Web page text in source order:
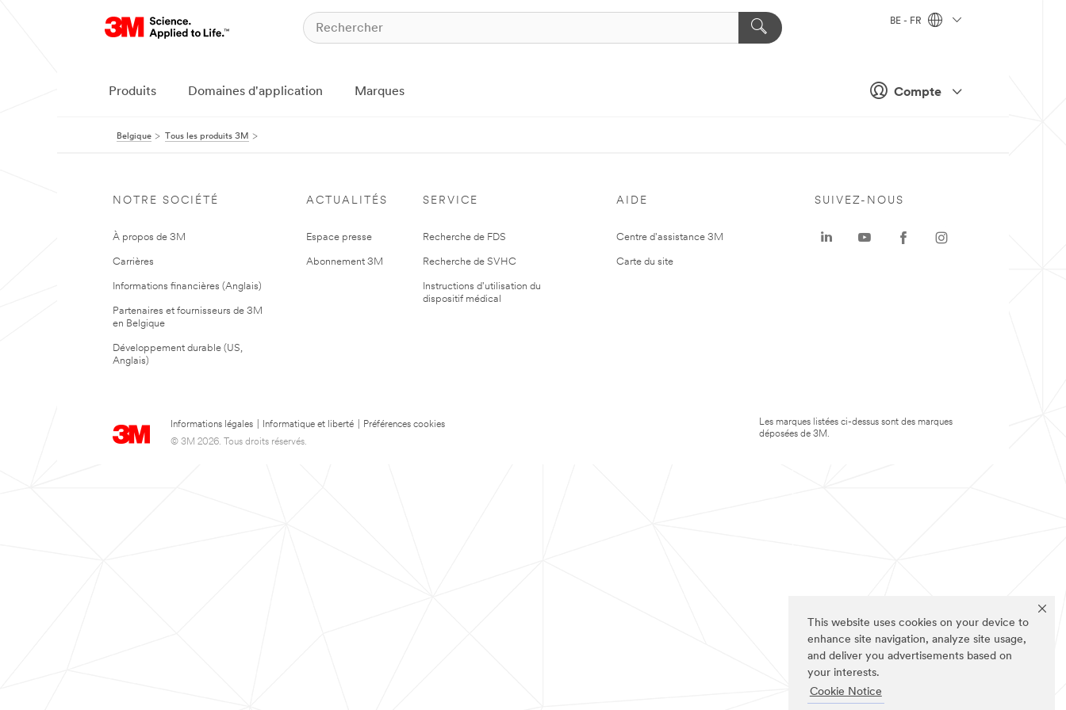
This website uses cookies on your device to
enhance site navigation, analyze site usage,
and deliver you advertisements based on
your interests.
Cookie Notice
Compte
BE - FR
Produits Domaines d'application Marques
Belgique Tous les produits 3M
NOTRE SOCIÉTÉ
À propos de 3M
Carrières
Informations financières (Anglais)
Partenaires et fournisseurs de 3M
en Belgique
Développement durable (US,
Anglais)
ACTUALITÉS
Espace presse
Abonnement 3M
SERVICE
Recherche de FDS
Recherche de SVHC
Instructions d'utilisation du
dispositif médical
AIDE
Centre d'assistance 3M
Carte du site
Informations légales Informatique et liberté
Préférences cookies
© 3M 2026. Tous droits réservés.
SUIVEZ-NOUS
Les marques listées ci-dessus sont des marques
déposées de 3M.